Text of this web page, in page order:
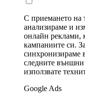
С приемането на
анализираме и
онлайн реклами,
кампаниите си.
синхронизираме
следните външни
използвате
Google Ads